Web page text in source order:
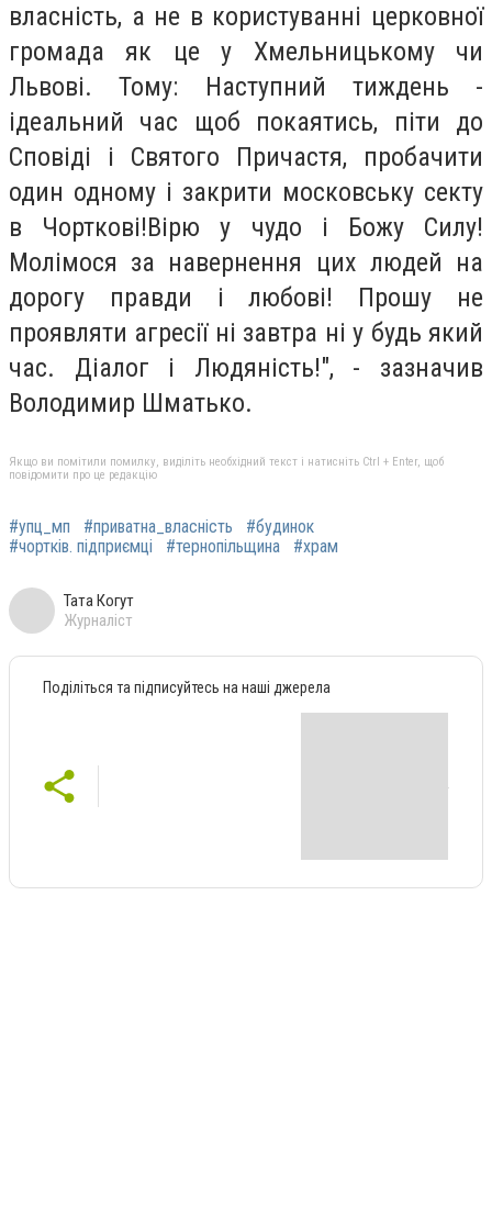
власність, а не в користуванні церковної
громада як це у Хмельницькому чи
Львові. Тому: Наступний тиждень -
ідеальний час щоб покаятись, піти до
Сповіді і Святого Причастя, пробачити
один одному і закрити московську секту
в Чорткові!Вірю у чудо і Божу Силу!
Молімося за навернення цих людей на
дорогу правди і любові! Прошу не
проявляти агресії ні завтра ні у будь який
час. Діалог і Людяність!", - зазначив
Володимир Шматько.
Якщо ви помітили помилку, виділіть необхідний текст і натисніть Ctrl + Enter, щоб
повідомити про це редакцію
#упц_мп #приватна_власність
#будинок
#чортків. підприємці
#тернопільщина #храм
Тата Когут
Журналіст
Поділіться та підписуйтесь на наші джерела